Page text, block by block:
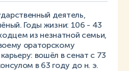
деятель,
Годы жизни: 106 - 43
из незнатной семьи,
ораторскому
вошёл в сенат с 73
в 63 году до н. э.